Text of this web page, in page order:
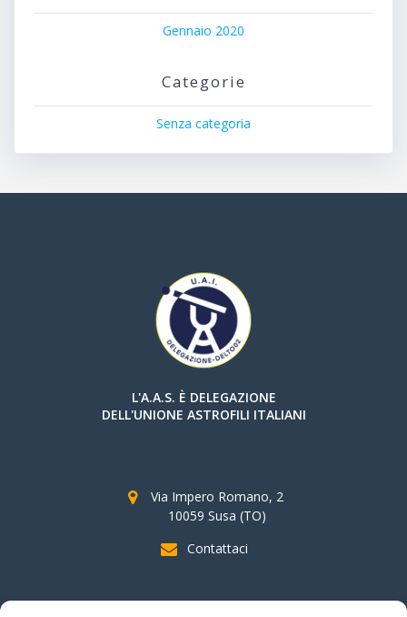
Gennaio 2020
Categorie
Senza categoria
L'A.A.S. È DELEGAZIONE
DELL'UNIONE ASTROFILI ITALIANI
Via Impero Romano, 2
10059 Susa (TO)
Contattaci